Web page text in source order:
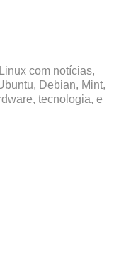
com notícias,
Debian, Mint,
tecnologia, e